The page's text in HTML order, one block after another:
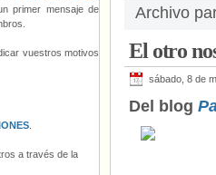
Archivo
El otro
sábado, 8 de
Del blog
primer mensaje de
vuestros motivos
a través de la